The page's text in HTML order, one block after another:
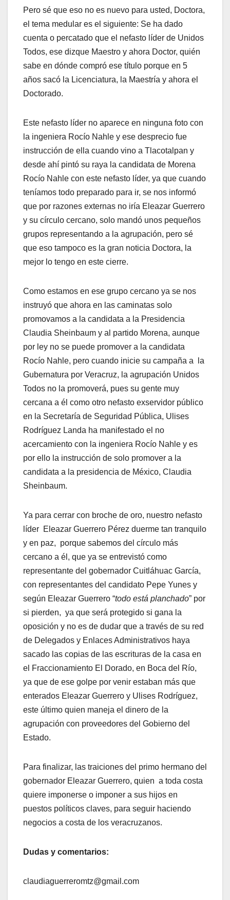
Pero sé que eso no es nuevo para usted, Doctora,
el tema medular es el siguiente: Se ha dado
cuenta o percatado que el nefasto líder de Unidos
Todos, ese dizque Maestro y ahora Doctor, quién
sabe en dónde compró ese título porque en 5
años sacó la Licenciatura, la Maestría y ahora el
Doctorado.
Este nefasto líder no aparece en ninguna foto con
la ingeniera Rocío Nahle y ese desprecio fue
instrucción de ella cuando vino a Tlacotalpan y
desde ahí pintó su raya la candidata de Morena
Rocío Nahle con este nefasto líder, ya que cuando
teníamos todo preparado para ir, se nos informó
que por razones externas no iría Eleazar Guerrero
y su círculo cercano, solo mandó unos pequeños
grupos representando a la agrupación, pero sé
que eso tampoco es la gran noticia Doctora, la
mejor lo tengo en este cierre.
Como estamos en ese grupo cercano ya se nos
instruyó que ahora en las caminatas solo
promovamos a la candidata a la Presidencia
Claudia Sheinbaum y al partido Morena, aunque
por ley no se puede promover a la candidata
Rocío Nahle, pero cuando inicie su campaña a la
Gubernatura por Veracruz, la agrupación Unidos
Todos no la promoverá, pues su gente muy
cercana a él como otro nefasto exservidor público
en la Secretaría de Seguridad Pública, Ulises
Rodríguez Landa ha manifestado el no
acercamiento con la ingeniera Rocío Nahle y es
por ello la instrucción de solo promover a la
candidata a la presidencia de México, Claudia
Sheinbaum.
Ya para cerrar con broche de oro, nuestro nefasto
líder Eleazar Guerrero Pérez duerme tan tranquilo
y en paz, porque sabemos del círculo más
cercano a él, que ya se entrevistó como
representante del gobernador Cuitláhuac García,
con representantes del candidato Pepe Yunes y
según Eleazar Guerrero “todo está planchado” por
si pierden, ya que será protegido si gana la
oposición y no es de dudar que a través de su red
de Delegados y Enlaces Administrativos haya
sacado las copias de las escrituras de la casa en
el Fraccionamiento El Dorado, en Boca del Río,
ya que de ese golpe por venir estaban más que
enterados Eleazar Guerrero y Ulises Rodríguez,
este último quien maneja el dinero de la
agrupación con proveedores del Gobierno del
Estado.
Para finalizar, las traiciones del primo hermano del
gobernador Eleazar Guerrero, quien a toda costa
quiere imponerse o imponer a sus hijos en
puestos políticos claves, para seguir haciendo
negocios a costa de los veracruzanos.
Dudas y comentarios:
claudiaguerreromtz@gmail.com